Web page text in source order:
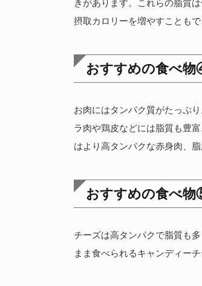
きがあります。これらの脂質
摂取カロリーを増やすことも
おすすめの食べ
お肉にはタンパク質がたっぷ
ラ肉や鶏皮などには脂質も豊
はより高タンパクな赤身肉、
おすすめの食べ
チーズは高タンパクで脂質も
まま食べられるキャンディー